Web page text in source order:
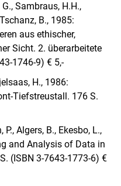
Sambraus, H.H.,
B., 1985:
aus ethischer,
Sicht. 2. überarbeitete
1746-9) € 5,-
H., 1986:
Tiefstreustall. 176 S.
Algers, B., Ekesbo, L.,
and Analysis of Data in
(ISBN 3-7643-1773-6) €